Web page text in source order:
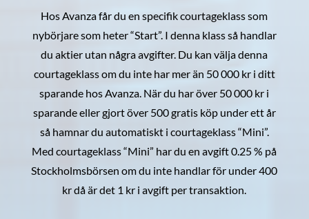
Hos Avanza får du en specifik courtageklass som
nybörjare som heter “Start”. I denna klass så handlar
du aktier utan några avgifter. Du kan välja denna
courtageklass om du inte har mer än 50 000 kr i ditt
sparande hos Avanza. När du har över 50 000 kr i
sparande eller gjort över 500 gratis köp under ett år
så hamnar du automatiskt i courtageklass “Mini”.
Med courtageklass “Mini” har du en avgift 0.25 % på
Stockholmsbörsen om du inte handlar för under 400
kr då är det 1 kr i avgift per transaktion.